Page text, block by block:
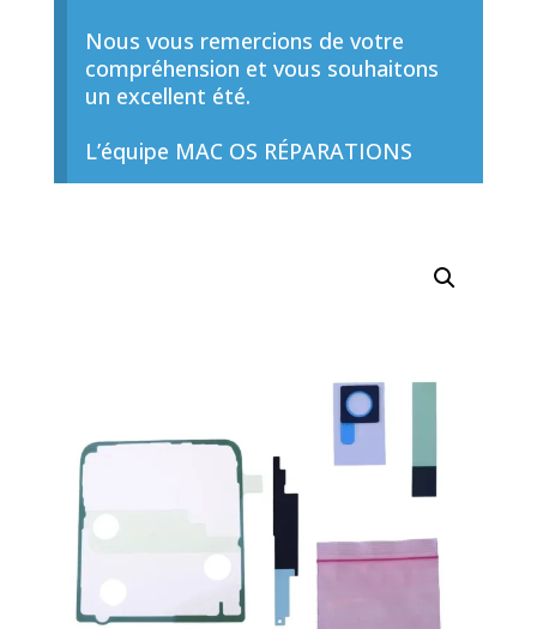
Nous vous remercions de votre
compréhension et vous souhaitons
un excellent été.
L’équipe MAC OS RÉPARATIONS